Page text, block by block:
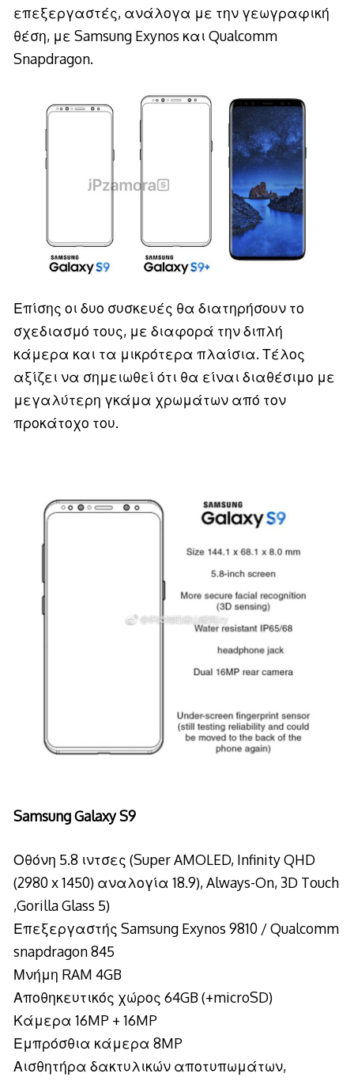
επεξεργαστές, ανάλογα με την γεωγραφική
θέση, με Samsung Exynos και Qualcomm
Snapdragon.
Επίσης οι δυο συσκευές θα διατηρήσουν το
σχεδιασμό τους, με διαφορά την διπλή
κάμερα και τα μικρότερα πλαίσια. Τέλος
αξίζει να σημειωθεί ότι θα είναι διαθέσιμο με
μεγαλύτερη γκάμα χρωμάτων από τον
προκάτοχο του.
Samsung Galaxy S9
Οθόνη 5.8 ιντσες (Super AMOLED, Infinity QHD
(2980 x 1450) αναλογία 18.9), Always-On, 3D Touch
,Gorilla Glass 5)
Επεξεργαστής Samsung Exynos 9810 / Qualcomm
snapdragon 845
Μνήμη RAM 4GB
Αποθηκευτικός χώρος 64GB (+microSD)
Κάμερα 16MP + 16MP
Εμπρόσθια κάμερα 8MP
Αισθητήρα δακτυλικών αποτυπωμάτων,